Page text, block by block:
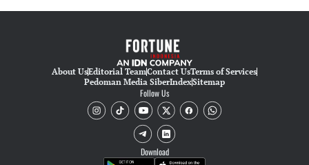
About UsEditorial TeamContact UsTerms of Services
Pedoman Media SiberIndexSitemap
Follow Us
Download